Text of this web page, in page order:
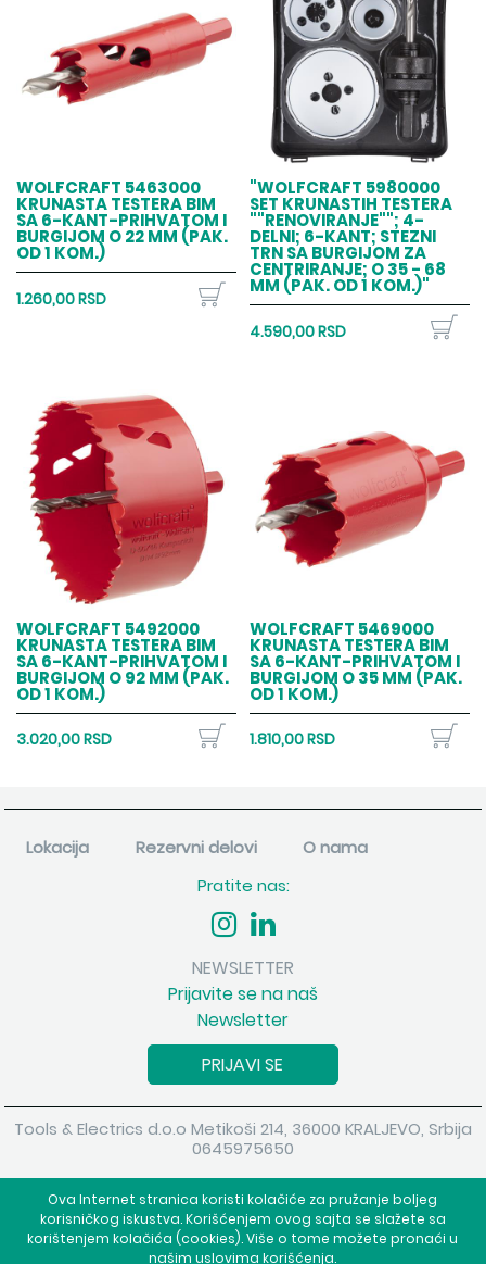
Ova Internet stranica koristi kolačiće za pružanje boljeg
korisničkog iskustva. Korišćenjem ovog sajta se slažete sa
korištenjem kolačića (cookies). Više o tome možete pronaći u
našim uslovima korišćenja.
WOLFCRAFT 5463000
KRUNASTA TESTERA BIM
SA 6-KANT-PRIHVATOM I
BURGIJOM O 22 MM (PAK.
OD 1 KOM.)
1.260,00 RSD
"WOLFCRAFT 5980000
SET KRUNASTIH TESTERA
""RENOVIRANJE""; 4-
DELNI; 6-KANT; STEZNI
TRN SA BURGIJOM ZA
CENTRIRANJE; O 35 - 68
MM (PAK. OD 1 KOM.)"
4.590,00 RSD
WOLFCRAFT 5492000
KRUNASTA TESTERA BIM
SA 6-KANT-PRIHVATOM I
BURGIJOM O 92 MM (PAK.
OD 1 KOM.)
3.020,00 RSD
WOLFCRAFT 5469000
KRUNASTA TESTERA BIM
SA 6-KANT-PRIHVATOM I
BURGIJOM O 35 MM (PAK.
OD 1 KOM.)
1.810,00 RSD
Lokacija Rezervni delovi
O nama
Pratite nas:
NEWSLETTER
Prijavite se na naš
Newsletter
PRIJAVI SE
Tools & Electrics d.o.o Metikoši 214, 36000 KRALJEVO, Srbija
0645975650
Powered byshopen.com